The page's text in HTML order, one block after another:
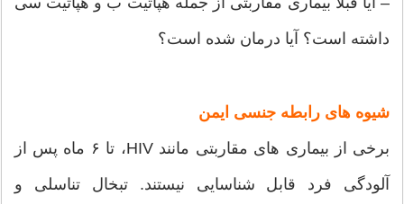
داشته است؟ آیا درمان شده است؟
شیوه های رابطه جنسی ایمن
برخی از بیماری های مقاربتی مانند HIV، تا ۶ ماه پس از
آلودگی فرد قابل شناسایی نیستند. تبخال تناسلی و